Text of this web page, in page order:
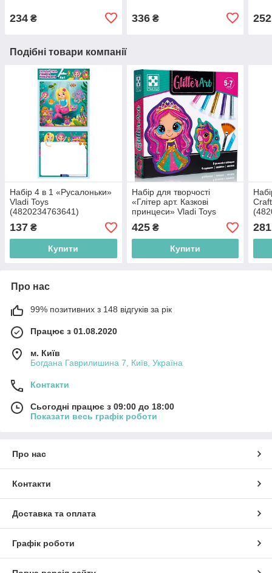
234 ₴ 336₴ 252
Подібні товари компанії
Набір 4 в 1 «Русалоньки»
Vladi Toys
(4820234763641)
137 ₴
Купити
Набір для творчості
«Глітер арт. Казкові
принцеси» Vladi Toys
(4820234763849)
425₴
Купити
281
Про нас
99% позитивних з 148 відгуків за рік
Працює з 01.08.2020
м. Київ
Богдана Гаврилишина 7, Київ, Україна
Контакти
Сьогодні працює з 09:00 до 18:00
Показати весь графік роботи
Про нас
Контакти
Доставка та оплата
Графік роботи